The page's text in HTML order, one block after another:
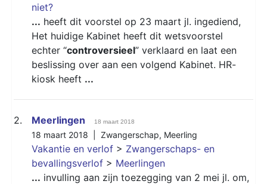
niet?
... heeft dit voorstel op 23 maart jl. ingediend,
Het huidige Kabinet heeft dit wetsvoorstel
echter “controversieel” verklaard en laat een
beslissing over aan een volgend Kabinet. HR-
kiosk heeft ...
2. Meerlingen 18 maart 2018
18 maart 2018 | Zwangerschap, Meerling
Vakantie en verlof > Zwangerschaps- en
bevallingsverlof > Meerlingen
... invulling aan zijn toezegging van 2 mei jl. om,